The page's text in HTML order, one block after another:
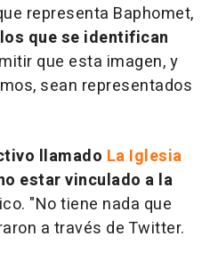
representa Baphomet,
que se identifican
que esta imagen, y
sean representados
llamado La Iglesia
estar vinculado a la
"No tiene nada que
a través de Twitter.